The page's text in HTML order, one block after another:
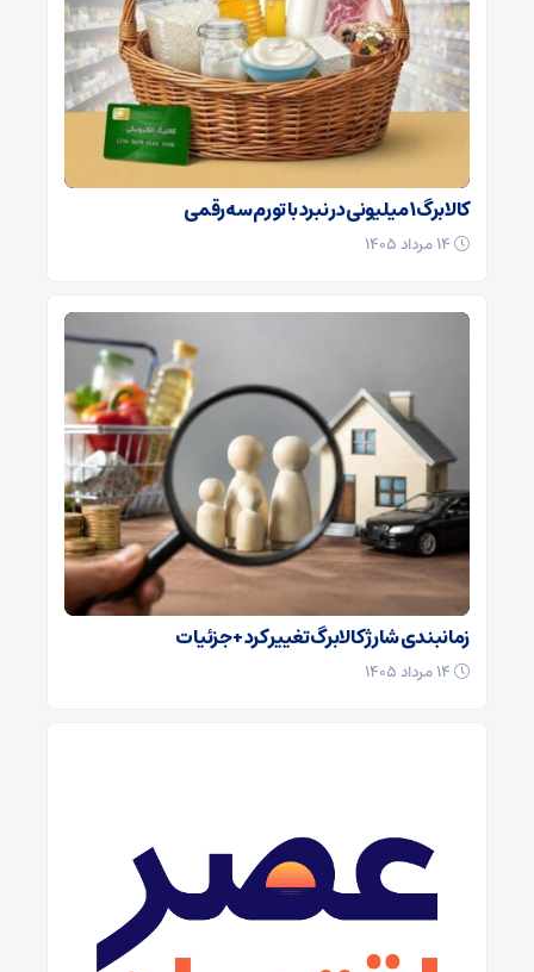
کالابرگ ۱ میلیونی در نبرد با تورم سه‌رقمی
زمانبندی شارژ کالابرگ تغییر کرد + جزئیات